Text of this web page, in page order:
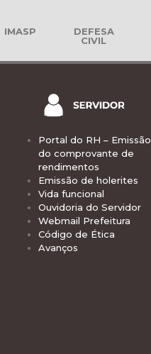
IMASP
DEFESA
CIVIL
Portal do RH – Emissão
do comprovante de
rendimentos
Emissão de holerites
Vida funcional
Ouvidoria do Servidor
Webmail Prefeitura
Código de Ética
Avanços